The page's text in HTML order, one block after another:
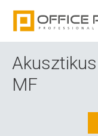
MF